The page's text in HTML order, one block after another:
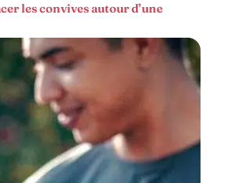
les convives autour d’une